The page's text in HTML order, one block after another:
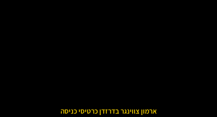
ארמון צווינגר בדרזדן כרטיסי כניסה